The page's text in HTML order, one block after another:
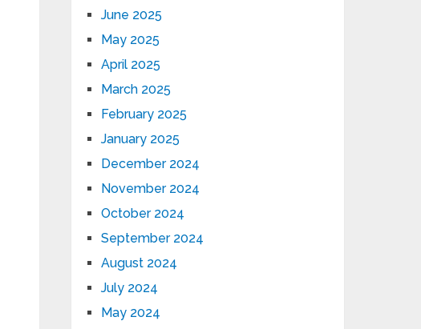
June 2025
May 2025
April 2025
March 2025
February 2025
January 2025
December 2024
November 2024
October 2024
September 2024
August 2024
July 2024
May 2024